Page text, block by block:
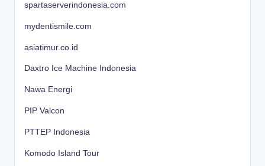
spartaserverindonesia.com
mydentismile.com
asiatimur.co.id
Daxtro Ice Machine Indonesia
Nawa Energi
PIP Valcon
PTTEP Indonesia
Komodo Island Tour